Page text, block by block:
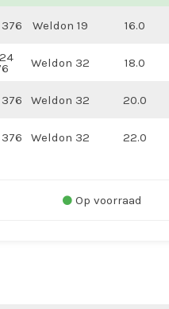
Weldon 19 16.0
Weldon 32 18.0
Weldon 32 20.0
Weldon 32 22.0
Op voorraad